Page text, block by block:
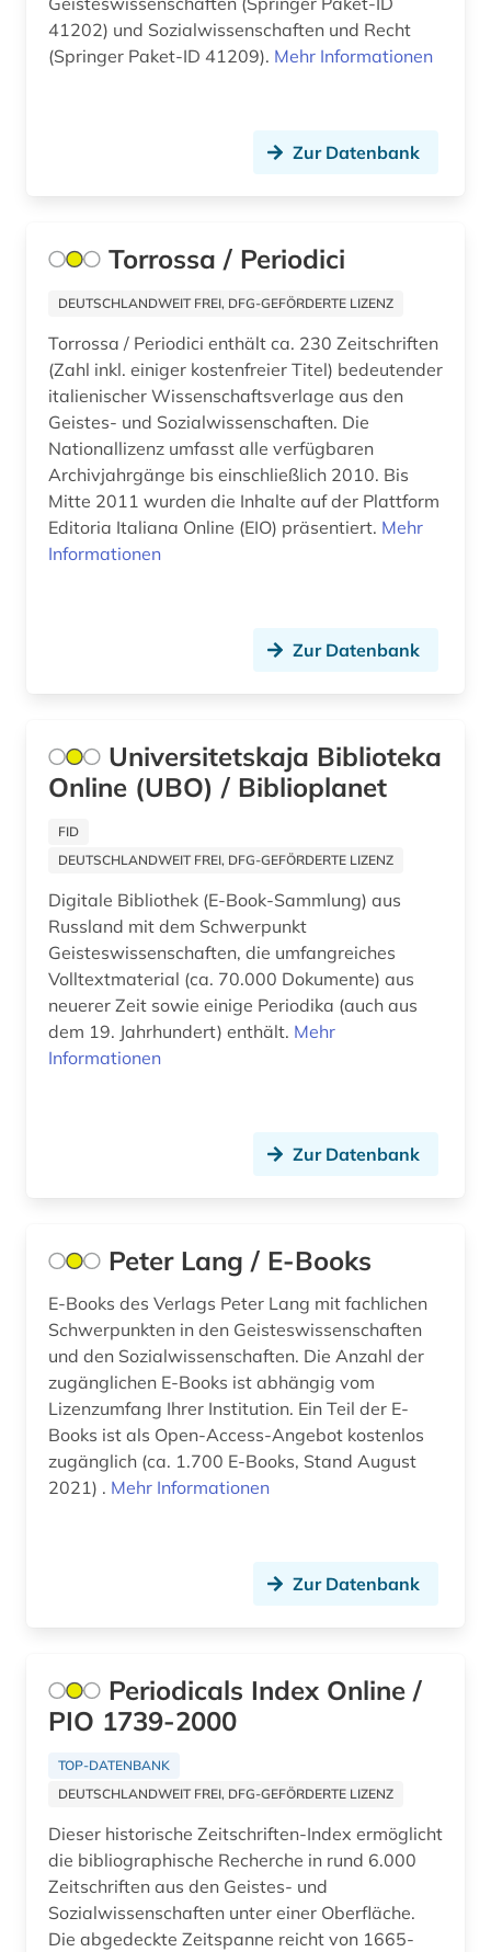
41202) und Sozialwissenschaften und Recht
(Springer Paket-ID 41209). Mehr Informationen
Zur Datenbank
Torrossa / Periodici
DEUTSCHLANDWEIT FREI, DFG-GEFÖRDERTE LIZENZ
Torrossa / Periodici enthält ca. 230 Zeitschriften
(Zahl inkl. einiger kostenfreier Titel) bedeutender
italienischer Wissenschaftsverlage aus den
Geistes- und Sozialwissenschaften. Die
Nationallizenz umfasst alle verfügbaren
Archivjahrgänge bis einschließlich 2010. Bis
Mitte 2011 wurden die Inhalte auf der Plattform
Editoria Italiana Online (EIO) präsentiert. Mehr
Informationen
Zur Datenbank
Universitetskaja Biblioteka
Online (UBO) / Biblioplanet
FID
DEUTSCHLANDWEIT FREI, DFG-GEFÖRDERTE LIZENZ
Digitale Bibliothek (E-Book-Sammlung) aus
Russland mit dem Schwerpunkt
Geisteswissenschaften, die umfangreiches
Volltextmaterial (ca. 70.000 Dokumente) aus
neuerer Zeit sowie einige Periodika (auch aus
dem 19. Jahrhundert) enthält. Mehr
Informationen
Zur Datenbank
Peter Lang / E-Books
E-Books des Verlags Peter Lang mit fachlichen
Schwerpunkten in den Geisteswissenschaften
und den Sozialwissenschaften. Die Anzahl der
zugänglichen E-Books ist abhängig vom
Lizenzumfang Ihrer Institution. Ein Teil der E-
Books ist als Open-Access-Angebot kostenlos
zugänglich (ca. 1.700 E-Books, Stand August
2021) . Mehr Informationen
Zur Datenbank
Periodicals Index Online /
PIO 1739-2000
TOP-DATENBANK
DEUTSCHLANDWEIT FREI, DFG-GEFÖRDERTE LIZENZ
Dieser historische Zeitschriften-Index ermöglicht
die bibliographische Recherche in rund 6.000
Zeitschriften aus den Geistes- und
Sozialwissenschaften unter einer Oberfläche.
Die abgedeckte Zeitspanne reicht von 1665-